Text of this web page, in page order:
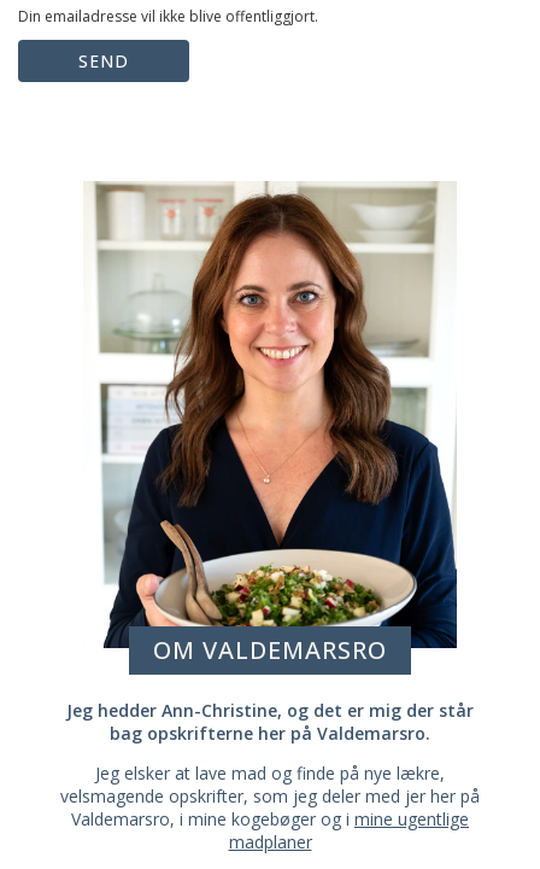
Din emailadresse vil ikke blive offentliggjort.
SEND
OM VALDEMARSRO
Jeg hedder Ann-Christine, og det er mig der står
bag opskrifterne her på Valdemarsro.
Jeg elsker at lave mad og finde på nye lækre,
velsmagende opskrifter, som jeg deler med jer her på
Valdemarsro, i mine kogebøger og i mine ugentlige
madplaner